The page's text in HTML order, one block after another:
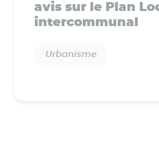
avis sur le Plan
intercommunal
Urbanisme